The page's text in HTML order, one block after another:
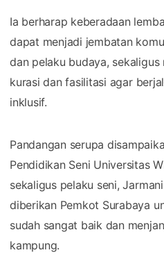
Ia berharap keberadaan
dapat menjadi jembatan
dan pelaku budaya,
kurasi dan fasilitasi agar
inklusif.
Pandangan serupa
Pendidikan Seni Universitas
sekaligus pelaku seni,
diberikan Pemkot Surabaya
sudah sangat baik dan
kampung.